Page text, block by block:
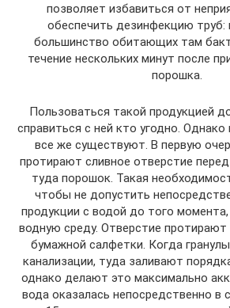
позволяет избавиться от
обеспечить дезинфекцию
большинство обитающих там
течение нескольких минут после
порошка.
Пользоваться такой продукцией
справиться с ней кто угодно.
все же существуют. В первую
протирают сливное отверстие
туда порошок. Такая
чтобы не допустить
продукции с водой до того
водную среду. Отверстие
бумажной салфетки. Когда
канализации, туда заливают
однако делают это максимально
вода оказалась непосредственно в